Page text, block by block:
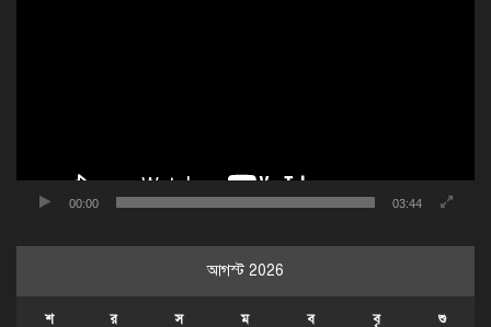
00:00 03:44
আগস্ট 2026
শ র স ম ব বৃ শু